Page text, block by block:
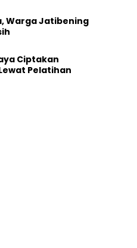
Warga Jatibening
Ciptakan
Pelatihan